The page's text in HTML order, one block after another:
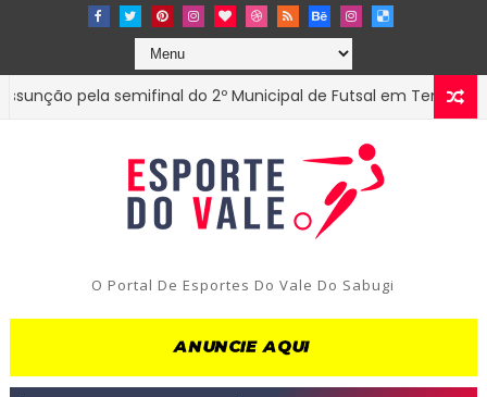
pela semifinal do 2º Municipal de Futsal em Tenório-PB
O Portal De Esportes Do Vale Do Sabugi